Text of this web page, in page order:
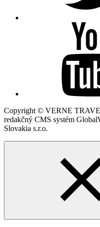
Copyright © VERNE
redakčný CMS systém
Slovakia s.r.o.